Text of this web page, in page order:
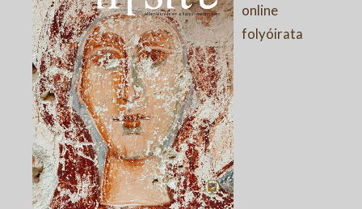
online
folyóirata